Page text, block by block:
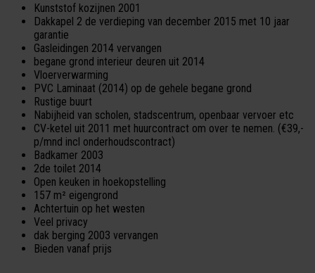
Kunststof kozijnen 2001
Dakkapel 2 de verdieping van december 2015 met 10 jaar
garantie
Gasleidingen 2014 vervangen
begane grond interieur deuren uit 2014
Vloerverwarming
PVC Laminaat (2014) op de gehele begane grond
Rustige buurt
Nabijheid van scholen, stadscentrum, openbaar vervoer etc
CV-ketel uit 2011 met huurcontract om over te nemen. (€39,-
p/mnd incl onderhoudscontract)
Badkamer 2003
2de toilet 2014
Open keuken in hoekopstelling
157 m² eigengrond
Achtertuin op het westen
Veel privacy
dak berging 2003 vervangen
Bieden vanaf prijs